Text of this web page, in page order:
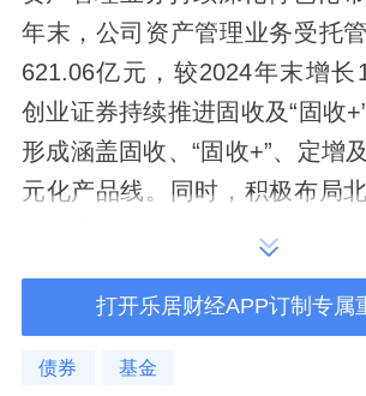
年末，公司资产管理业务受托
621.06亿元，较2024年末增长
创业证券持续推进固收及“固收
形成涵盖固收、“固收+”、定增
元化产品线。同时，积极布局
与北交所战略配售的证券公司
打开乐居财经APP订制专属
债券 基金